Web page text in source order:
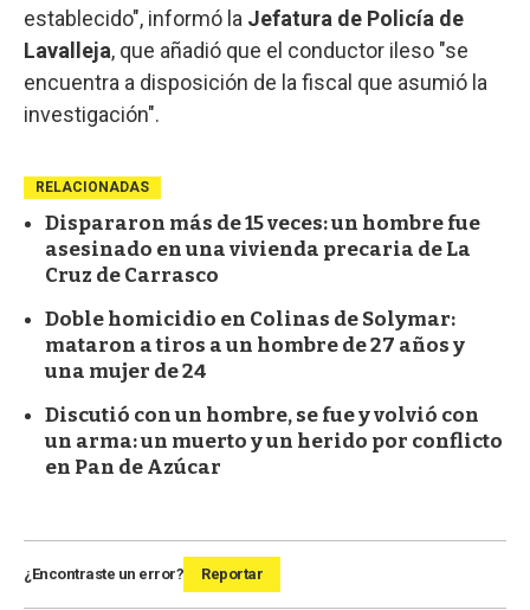
establecido", informó la Jefatura de Policía de
Lavalleja, que añadió que el conductor ileso "se
encuentra a disposición de la fiscal que asumió la
investigación".
RELACIONADAS
Dispararon más de 15 veces: un hombre fue
asesinado en una vivienda precaria de La
Cruz de Carrasco
Doble homicidio en Colinas de Solymar:
mataron a tiros a un hombre de 27 años y
una mujer de 24
Discutió con un hombre, se fue y volvió con
un arma: un muerto y un herido por conflicto
en Pan de Azúcar
¿Encontraste un error? Reportar